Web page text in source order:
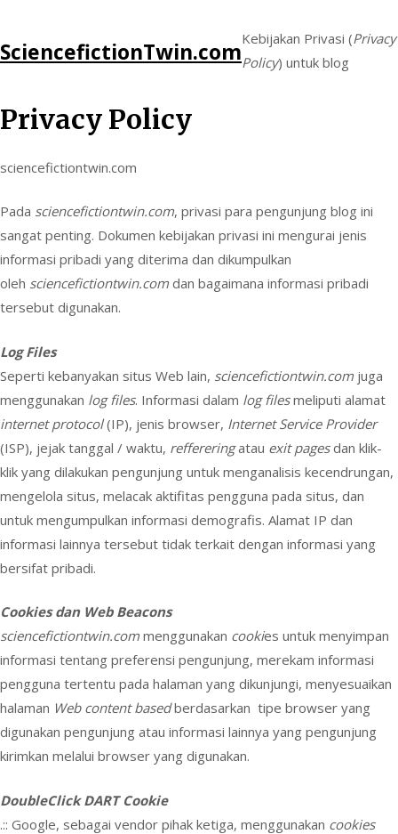
to
SciencefictionTwin.com
Privacy Policy
Kebijakan Privasi (Privacy
Policy) untuk blog
sciencefictiontwin.com
Pada sciencefictiontwin.com, privasi para pengunjung blog ini
sangat penting. Dokumen kebijakan privasi ini mengurai jenis
informasi pribadi yang diterima dan dikumpulkan
oleh sciencefictiontwin.com dan bagaimana informasi pribadi
tersebut digunakan.
Log Files
Seperti kebanyakan situs Web lain, sciencefictiontwin.com juga
menggunakan log files. Informasi dalam log filesmeliputi alamat
internet protocol(IP), jenis browser, Internet Service Provider
(ISP), jejak tanggal / waktu, reffereringatau exit pagesdan klik-
klik yang dilakukan pengunjung untuk menganalisis kecendrungan,
mengelola situs, melacak aktifitas pengguna pada situs, dan
untuk mengumpulkan informasi demografis. Alamat IP dan
informasi lainnya tersebut tidak terkait dengan informasi yang
bersifat pribadi.
Cookies dan Web Beacons
sciencefictiontwin.com menggunakan cookies untuk menyimpan
informasi tentang preferensi pengunjung, merekam informasi
pengguna tertentu pada halaman yang dikunjungi, menyesuaikan
halaman Web content basedberdasarkan tipe browser yang
digunakan pengunjung atau informasi lainnya yang pengunjung
kirimkan melalui browser yang digunakan.
DoubleClick DART Cookie
.:: Google, sebagai vendor pihak ketiga, menggunakan cookies